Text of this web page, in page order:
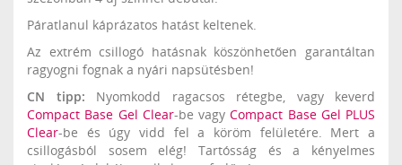
Páratlanul káprázatos hatást keltenek.
Az extrém csillogó hatásnak köszönhetően garantáltan
ragyogni fognak a nyári napsütésben!
CN tipp: Nyomkodd ragacsos rétegbe, vagy keverd
Compact Base Gel Clear-be vagyCompact Base Gel PLUS
Clear-be és úgy vidd fel a köröm felületére. Mert a
csillogásból sosem elég! Tartósság és a kényelmes